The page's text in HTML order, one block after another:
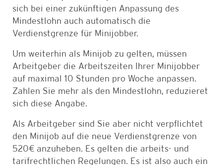
sich bei einer zukünftigen Anpassung des
Mindestlohn auch automatisch die
Verdienstgrenze für Minijobber.
Um weiterhin als Minijob zu gelten, müssen
Arbeitgeber die Arbeitszeiten Ihrer Minijobber
auf maximal 10 Stunden pro Woche anpassen.
Zahlen Sie mehr als den Mindestlohn, reduzieret
sich diese Angabe.
Als Arbeitgeber sind Sie aber nicht verpflichtet
den Minijob auf die neue Verdienstgrenze von
520€ anzuheben. Es gelten die arbeits- und
tarifrechtlichen Regelungen. Es ist also auch ein